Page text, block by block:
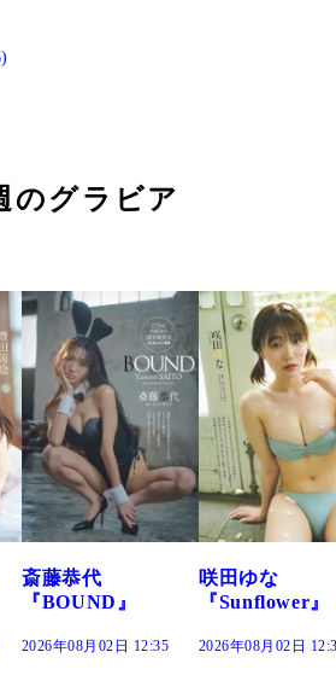
のグラビア
咲田ゆな
『Sunflower』
2026年08月02日 12:30
藤水咲桜『花
だまり』
2026年08月02日